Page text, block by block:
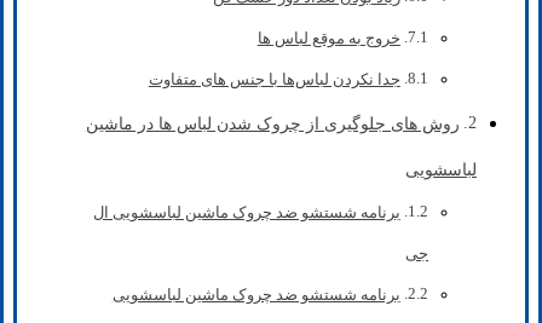
خروج به موقع لباس‌ ها
جدا نکردن لباس‌ها با جنس های متفاوت
روش های جلوگیری از چروک شدن لباس ها در ماشین
لباسشویی
برنامه شستشو ضد چروک ماشین لباسشویی ال
جی
برنامه شستشو ضد چروک ماشین لباسشویی